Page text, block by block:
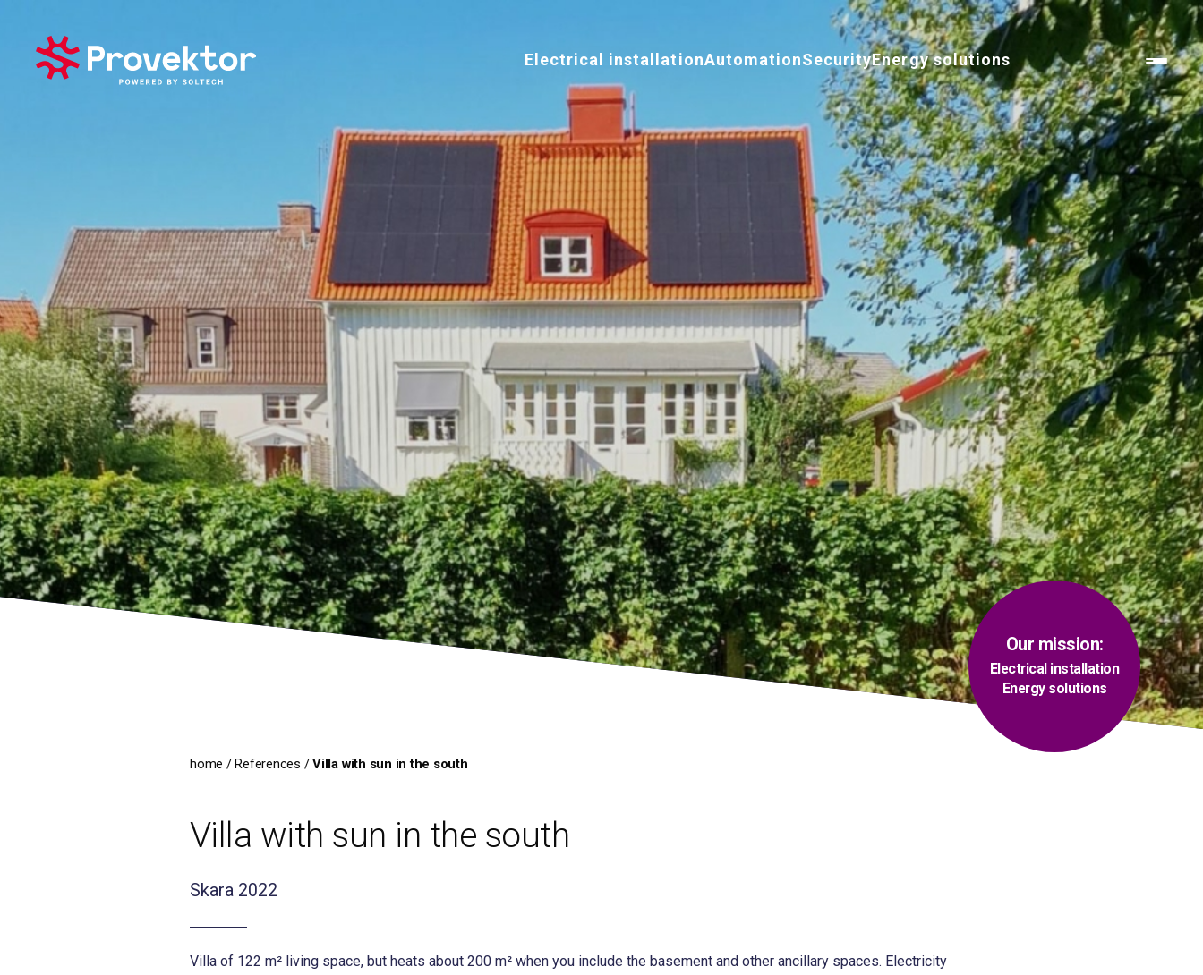
Electrical installationAutomationSecurityEnergy solutions
Our mission:
Electrical installation
Energy solutions
home /References /Villa with sun in the south
Villa with sun in the south
Skara 2022
Villa of 122 m² living space, but heats about 200 m² when you include the basement and other ancillary spaces. Electricity